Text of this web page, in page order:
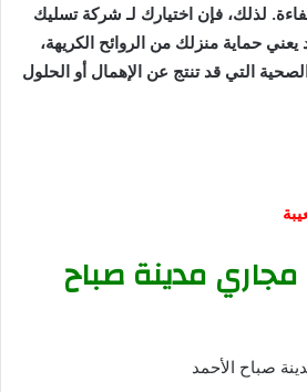
لذلك، فإن اختيارك لـ شركة تسليك
حماية منزلك من الروائح الكريهة،
التي قد تنتج عن الإهمال أو الحلول
مدينة صباح